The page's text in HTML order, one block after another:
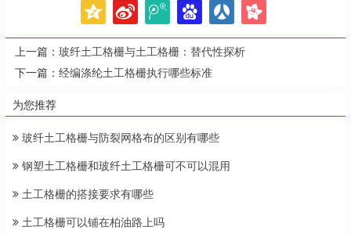
上一篇： 玻纤土工格栅与土工格栅：替代性探析
下一篇： 经编涤纶土工格栅执行哪些标准
为您推荐
玻纤土工格栅与防裂网格布的区别有哪些
钢塑土工格栅和玻纤土工格栅可不可以混用
土工格栅的搭接要求有哪些
土工格栅可以铺在柏油路上吗